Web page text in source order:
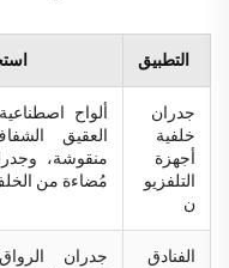
التطبيق
جدران
خلفية
أجهزة
التلفزيو
ن
ألواح
العقيق
منقوشة،
مُضاءة من
الفنادق
جدران